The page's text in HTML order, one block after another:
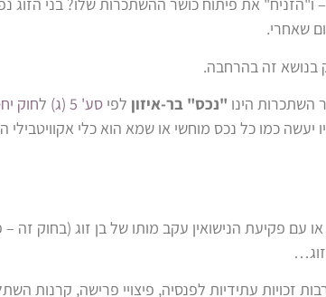
ו"הזניח" את פיתוח כושר ההשתכרות שלו? בני הזוג
שאחרי.
בנושא זה בהרחבה.
השתכרות הינו "נכס" בר-איזון לפי סע' 5 (ג) לחוק
יעשה כמו כל נכס מוחשי או שמא הוא כלי
או עם פקיעת הנישואין עקב מותו של בן זוג (בחוק זה –
זכויות עתידיות לפנסיה, פיצויי פרישה, קרנות